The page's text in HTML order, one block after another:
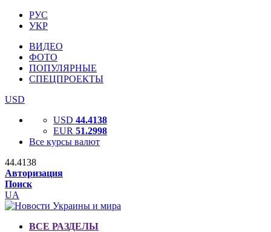
РУС
УКР
ВИДЕО
ФОТО
ПОПУЛЯРНЫЕ
СПЕЦПРОЕКТЫ
USD
USD 44.4138
EUR 51.2998
Все курсы валют
44.4138
Авторизация
Поиск
UA
ВСЕ РАЗДЕЛЫ